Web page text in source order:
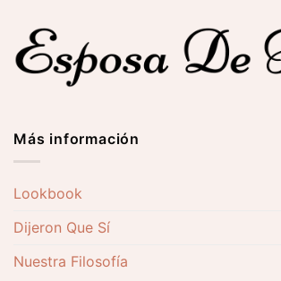
Más información
Lookbook
Dijeron Que Sí
Nuestra Filosofía